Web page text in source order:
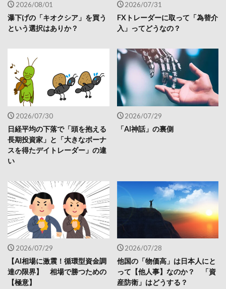
2026/08/01
瀑下げの「キオクシア」を買う
という選択はありか？
2026/07/31
FXトレーダーに取って「為替介
入」ってどうなの？
2026/07/30
日経平均の下落で「頭を抱える
長期投資家」と「大きなボーナ
スを得たデイトレーダー」の違
い
2026/07/29
「AI神話」の裏側
2026/07/29
【AI相場に激震！循環型資金調
達の限界】 相場で勝つための
【極意】
2026/07/28
他国の「物価高」は日本人にと
って【他人事】なのか？ 「資
産防衛」はどうする？